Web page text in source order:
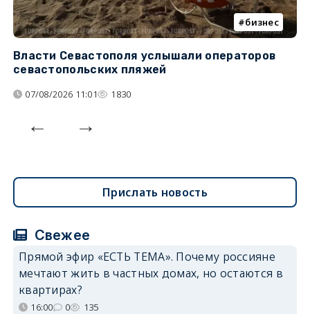
бизнес
Власти Севастополя услышали операторов
севастопольских пляжей
07/08/2026 11:01 1830
Прислать новость
Свежее
Прямой эфир «ЕСТЬ ТЕМА». Почему россияне
мечтают жить в частных домах, но остаются в
квартирах?
16:00 0 135